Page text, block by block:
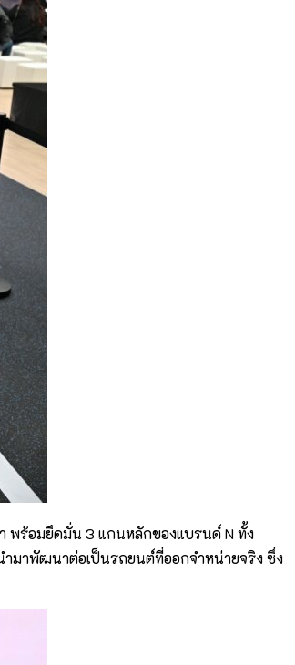
พร้อมยึดมั่น 3 แกนหลักของแบรนด์ N ทั้ง
ำมาพัฒนาต่อเป็นรถยนต์ที่ออกจำหน่ายจริง ซึ่ง